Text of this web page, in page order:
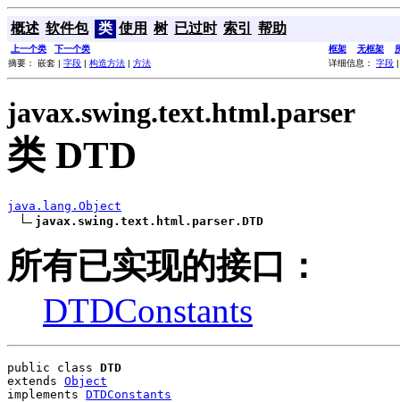
概述 软件包 类 使用 树 已过时 索引 帮助
上一个类 下一个类 框架 无框架
摘要： 嵌套 | 字段 | 构造方法 | 方法 详细信息： 字段
javax.swing.text.html.parser
类 DTD
java.lang.Object
javax.swing.text.html.parser.DTD
所有已实现的接口：
DTDConstants
public class DTD
extends Object
implements DTDConstants